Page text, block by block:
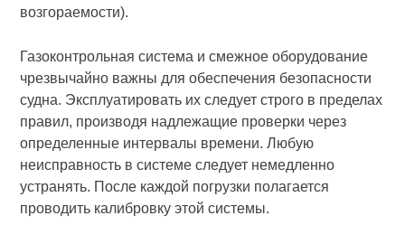
возгораемости).
Газоконтрольная система и смежное оборудование
чрезвычайно важны для обеспечения безопасности
судна. Эксплуатировать их следует строго в пределах
правил, производя надлежащие проверки через
определенные интервалы времени. Любую
неисправность в системе следует немедленно
устранять. После каждой погрузки полагается
проводить калибровку этой системы.